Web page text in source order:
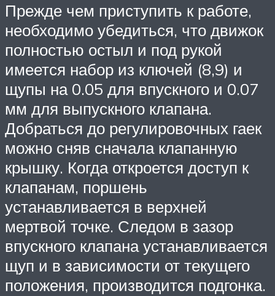
Прежде чем приступить к работе,
необходимо убедиться, что движок
полностью остыл и под рукой
имеется набор из ключей (8,9) и
щупы на 0.05 для впускного и 0.07
мм для выпускного клапана.
Добраться до регулировочных гаек
можно сняв сначала клапанную
крышку. Когда откроется доступ к
клапанам, поршень
устанавливается в верхней
мертвой точке. Следом в зазор
впускного клапана устанавливается
щуп и в зависимости от текущего
положения, производится подгонка.